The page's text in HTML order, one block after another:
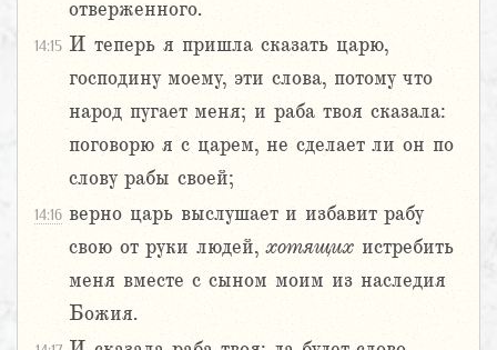
отверженного.
14:15 И теперь я пришла сказать царю,
господину моему, эти слова, потому что
народ пугает меня; и раба твоя сказала:
поговорю я с царем, не сделает ли он по
слову рабы своей;
14:16 верно царь выслушает и избавит рабу
свою от руки людей,хотящих истребить
меня вместе с сыном моим из наследия
Божия.